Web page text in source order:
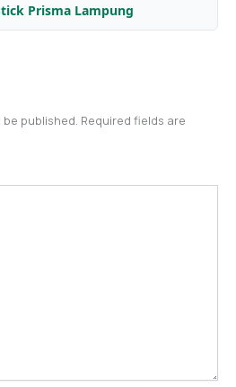
Prisma Lampung
published. Required fields are